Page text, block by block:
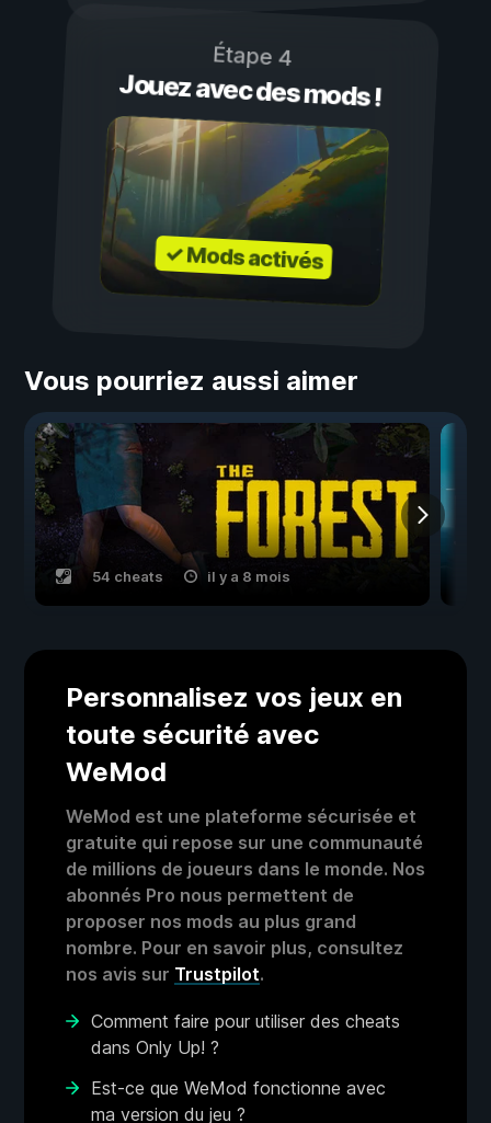
Étape 4
Jouez avec des mods !
✓ Mods activés
Vous pourriez aussi aimer
54 cheats il y a 8 mois
Personnalisez vos jeux en
toute sécurité avec
WeMod
WeMod est une plateforme sécurisée et
gratuite qui repose sur une communauté
de millions de joueurs dans le monde. Nos
abonnés Pro nous permettent de
proposer nos mods au plus grand
nombre. Pour en savoir plus, consultez
nos avis sur Trustpilot.
Comment faire pour utiliser des cheats
dans Only Up! ?
Est-ce que WeMod fonctionne avec
ma version du jeu ?